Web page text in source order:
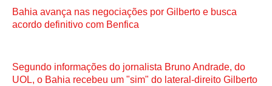
Bahia avança nas negociações por Gilberto e busca
acordo definitivo com Benfica
Segundo informações do jornalista Bruno Andrade, do
UOL, o Bahia recebeu um "sim" do lateral-direito Gilberto